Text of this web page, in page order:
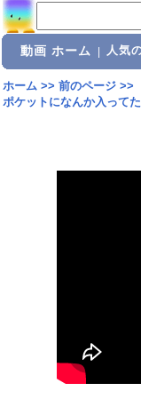
動画 ホーム 人気
ホーム>> 前のページ>>
ポケットになんか入って